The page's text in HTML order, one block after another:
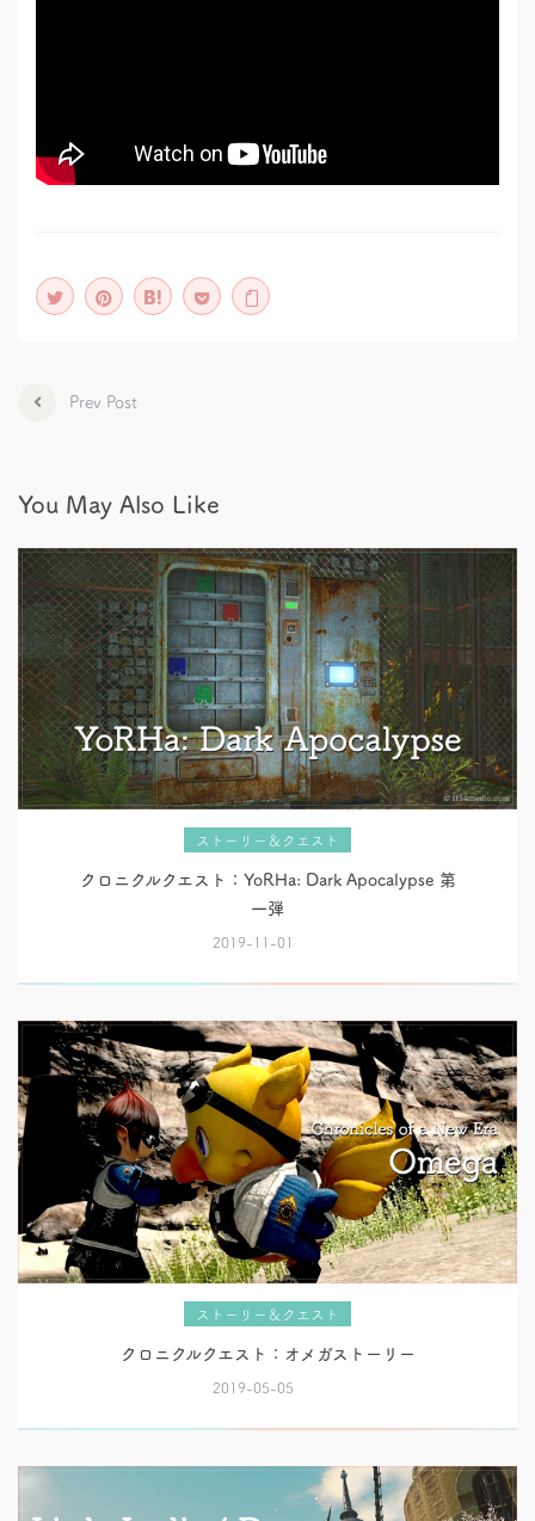
Prev Post
You May Also Like
ストーリー＆クエスト
クロニクルクエスト：YoRHa: Dark Apocalypse 第
一弾
2019-11-01
ストーリー＆クエスト
クロニクルクエスト：オメガストーリー
2019-05-05